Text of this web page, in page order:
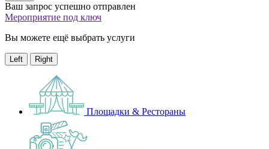
Ваш запрос успешно отправлен
Мероприятие под ключ
Вы можете ещё выбрать услуги
Left Right
Площадки & Рестораны